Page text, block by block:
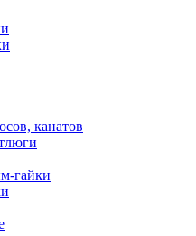
канатов
гайки